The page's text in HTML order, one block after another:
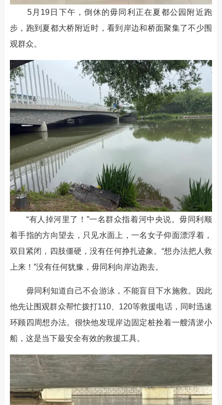
5月19日下午，倒休的毋同利正在夏都公园附近跑
步，跑到夏都大桥附近时，看到岸边和桥面聚集了不少围
观群众。
“有人掉河里了！”一名群众指着河中央说。毋同利顺
着手指的方向望去，只见水面上，一名女子仰面漂浮着，
双目紧闭，四肢僵硬，没有任何挣扎迹象。“想办法把人救
上来！”没有任何犹豫，毋同利向岸边跑去。
毋同利知道自己不会游泳，不能盲目下水施救。因此
他先让围观群众帮忙拨打110、120等救援电话，同时迅速
环顾四周想办法。很快他发现岸边固定桩拴着一艘清淤小
船，这是当下最安全有效的救援工具。